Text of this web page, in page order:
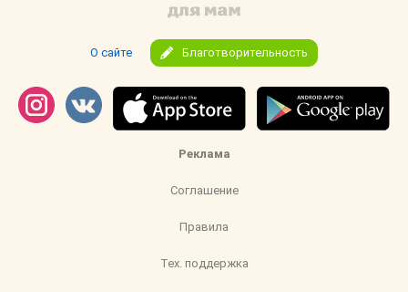
О сайте Благотворительность
Реклама
Соглашение
Правила
Тех. поддержка